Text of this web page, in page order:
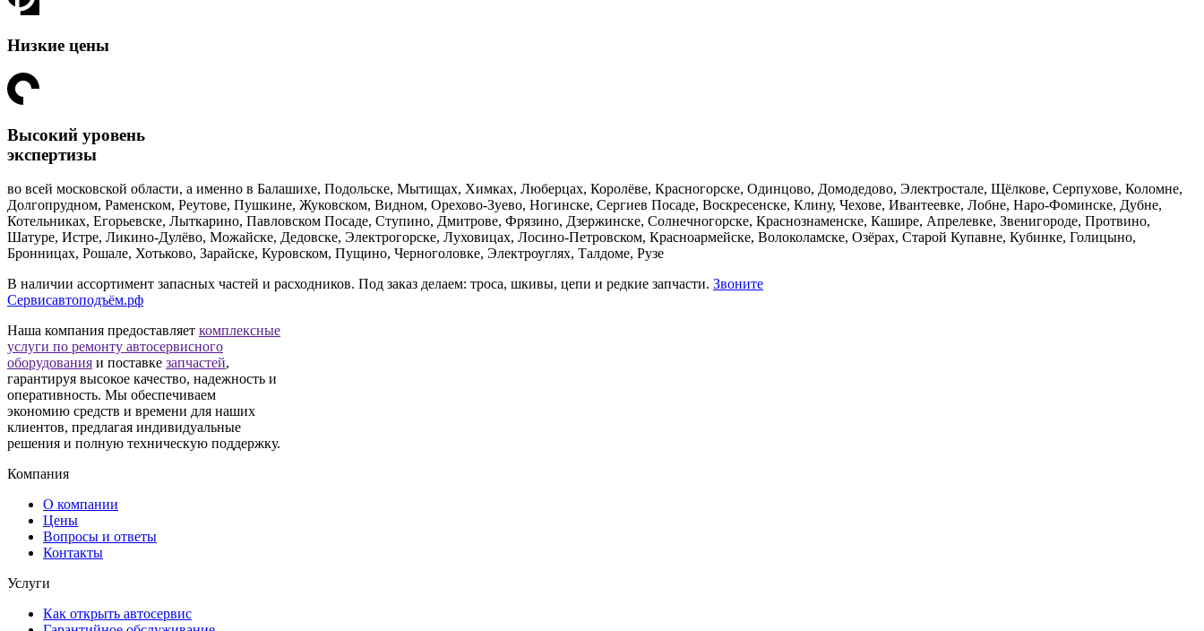
Низкие цены
Высокий уровень
экспертизы
во всей московской области, а именно в Балашихе, Подольске, Мытищах, Химках, Люберцах, Королёве, Красногорске, Одинцово, Домодедово, Электростале, Щёлкове, Серпухове, Коломне,
Долгопрудном, Раменском, Реутове, Пушкине, Жуковском, Видном, Орехово-Зуево, Ногинске, Сергиев Посаде, Воскресенске, Клину, Чехове, Ивантеевке, Лобне, Наро-Фоминске, Дубне,
Котельниках, Егорьевске, Лыткарино, Павловском Посаде, Ступино, Дмитрове, Фрязино, Дзержинске, Солнечногорске, Краснознаменске, Кашире, Апрелевке, Звенигороде, Протвино,
Шатуре, Истре, Ликино-Дулёво, Можайске, Дедовске, Электрогорске, Луховицах, Лосино-Петровском, Красноармейске, Волоколамске, Озёрах, Старой Купавне, Кубинке, Голицыно,
Бронницах, Рошале, Хотьково, Зарайске, Куровском, Пущино, Черноголовке, Электроуглях, Талдоме, Рузе
В наличии ассортимент запасных частей и расходников. Под заказ делаем: троса, шкивы, цепи и редкие запчасти. Звоните
Сервисавтоподъём.рф
Наша компания предоставляет комплексные
услуги по ремонту автосервисного
оборудования и поставке запчастей,
гарантируя высокое качество, надежность и
оперативность. Мы обеспечиваем
экономию средств и времени для наших
клиентов, предлагая индивидуальные
решения и полную техническую поддержку.
Компания
О компании
Цены
Вопросы и ответы
Контакты
Услуги
Как открыть автосервис